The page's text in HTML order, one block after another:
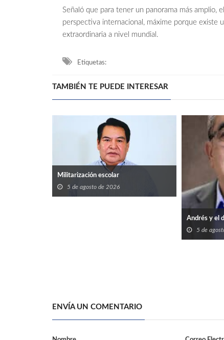
Señaló que para tener un panorama más amplio,
perspectiva internacional, máxime porque existe
extraordinaria a nivel mundial.
Etiquetas:
TAMBIÉN TE PUEDE INTERESAR
Militarización escolar
5 de agosto de 2026
Andrés y el
5 de
ENVÍA UN COMENTARIO